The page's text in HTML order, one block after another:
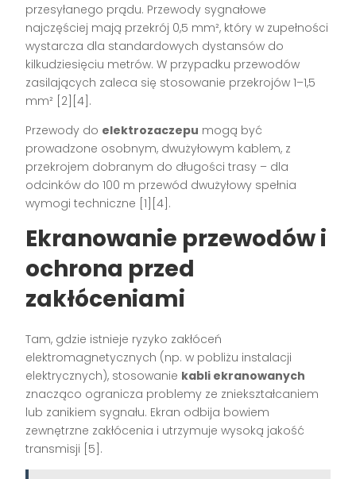
przesyłanego prądu. Przewody sygnałowe
najczęściej mają przekrój 0,5 mm², który w zupełności
wystarcza dla standardowych dystansów do
kilkudziesięciu metrów. W przypadku przewodów
zasilających zaleca się stosowanie przekrojów 1–1,5
mm² [2][4] .
Przewody do elektrozaczepu mogą być
prowadzone osobnym, dwużyłowym kablem, z
przekrojem dobranym do długości trasy – dla
odcinków do 100 m przewód dwużyłowy spełnia
wymogi techniczne [1][4] .
Ekranowanie przewodów i
ochrona przed
zakłóceniami
Tam, gdzie istnieje ryzyko zakłóceń
elektromagnetycznych (np. w pobliżu instalacji
elektrycznych), stosowanie kabli ekranowanych
znacząco ogranicza problemy ze zniekształcaniem
lub zanikiem sygnału. Ekran odbija bowiem
zewnętrzne zakłócenia i utrzymuje wysoką jakość
transmisji [5] .